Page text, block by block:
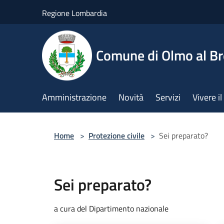
Regione Lombardia
Comune di Olmo al
Amministrazione Novità Servizi Vivere
Home > Protezione civile > Sei preparato?
Sei preparato?
a cura del Dipartimento nazionale